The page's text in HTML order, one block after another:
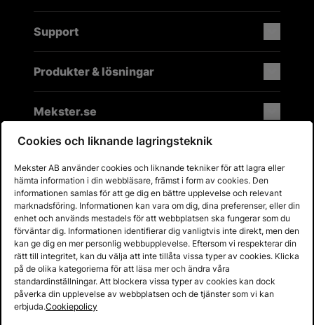
Support
Produkter & lösningar
Mekster.se
Prisgaranti på reservdelar
Lager i Sverige
60 dagars öppet köp
Fria returer
Cookies och liknande lagringsteknik
Mekster AB använder cookies och liknande tekniker för att lagra eller
hämta information i din webbläsare, främst i form av cookies. Den
informationen samlas för att ge dig en bättre upplevelse och relevant
marknadsföring. Informationen kan vara om dig, dina preferenser, eller din
enhet och används mestadels för att webbplatsen ska fungerar som du
förväntar dig. Informationen identifierar dig vanligtvis inte direkt, men den
kan ge dig en mer personlig webbupplevelse. Eftersom vi respekterar din
rätt till integritet, kan du välja att inte tillåta vissa typer av cookies. Klicka
på de olika kategorierna för att läsa mer och ändra våra
standardinställningar. Att blockera vissa typer av cookies kan dock
påverka din upplevelse av webbplatsen och de tjänster som vi kan
erbjuda.Cookiepolicy